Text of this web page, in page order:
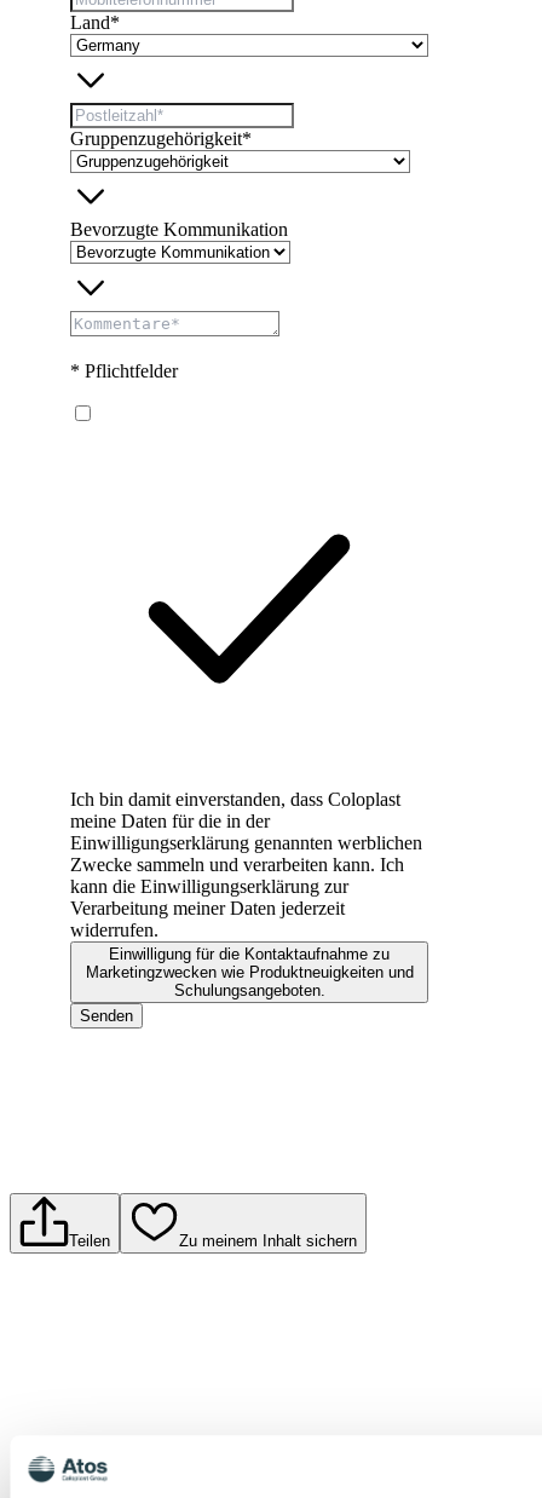
Land*
Gruppenzugehörigkeit*
Bevorzugte Kommunikation
* Pflichtfelder
Ich bin damit einverstanden, dass Coloplast
meine Daten für die in der
Einwilligungserklärung genannten werblichen
Zwecke sammeln und verarbeiten kann. Ich
kann die Einwilligungserklärung zur
Verarbeitung meiner Daten jederzeit
widerrufen.
Einwilligung für die Kontaktaufnahme zu
Marketingzwecken wie Produktneuigkeiten und
Schulungsangeboten.
Senden
Teilen Zu meinem Inhalt sichern